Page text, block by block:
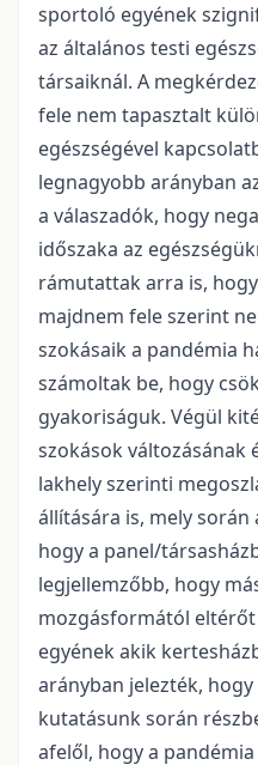
sportoló egyének
az általános testi
társaiknál. A
fele nem tapasztalt
egészségével
legnagyobb arányban
a válaszadók, hogy
időszaka az
rámutattak arra is,
majdnem fele szerint
szokásaik a pandémia
számoltak be, hogy
gyakoriságuk. Végül
szokások változásának
lakhely szerinti
állítására is, mely
hogy a panel/
legjellemzőbb, hogy
mozgásformától
egyének akik
arányban jelezték,
kutatásunk során
afelől, hogy a